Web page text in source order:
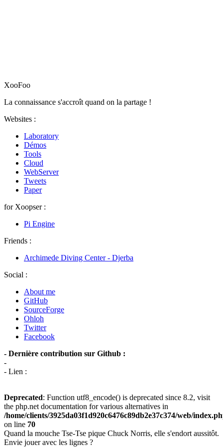
XooFoo
La connaissance s'accroît quand on la partage !
Websites :
Laboratory
Démos
Tools
Cloud
WebServer
Tweets
Paper
for Xoopser :
Pi Engine
Friends :
Archimede Diving Center - Djerba
Social :
About me
GitHub
SourceForge
Ohloh
Twitter
Facebook
- Dernière contribution sur Github :
-
- Lien :
Deprecated: Function utf8_encode() is deprecated since 8.2, visit
the php.net documentation for various alternatives in
/home/clients/3925da03f1d920c6476c89db2e37c374/web/
on line 70
Quand la mouche Tse-Tse pique Chuck Norris, elle s'endort aussitôt.
Envie jouer avec les lignes ?